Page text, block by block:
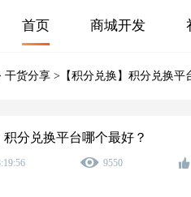
首页 商城开发
干货分享 >【积分兑换】积分兑换平
积分兑换平台哪个最好？
9550